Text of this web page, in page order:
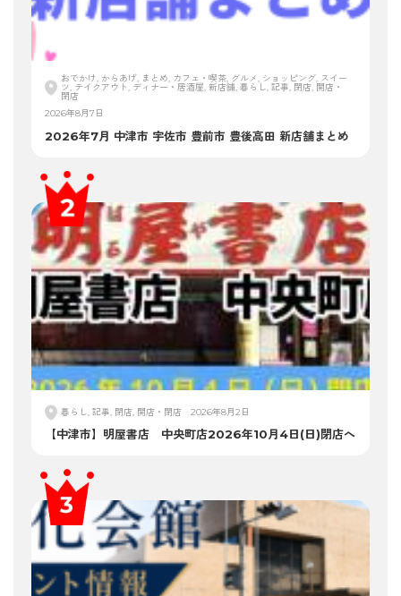
おでかけ, からあげ, まとめ, カフェ・喫茶, グルメ, ショッピング, スイー
ツ, テイクアウト, ディナー・居酒屋, 新店舗, 暮らし, 記事, 閉店, 開店・
閉店
2026年8月7日
2026年7月 中津市 宇佐市 豊前市 豊後高田 新店舗まとめ
暮らし, 記事, 閉店, 開店・閉店 2026年8月2日
【中津市】明屋書店 中央町店2026年10月4日(日)閉店へ